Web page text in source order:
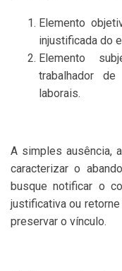
Elemento
injustificada do
Elemento
trabalhador
laborais.
A simples ausência,
caracterizar o
busque notificar o
justificativa ou
preservar o vínculo.